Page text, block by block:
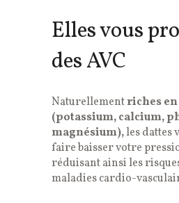
Elles vous
des AVC
Naturellementriches
(potassium, calcium,
magnésium),les dattes
faire baisser votre
réduisant ainsi les
maladies cardio-